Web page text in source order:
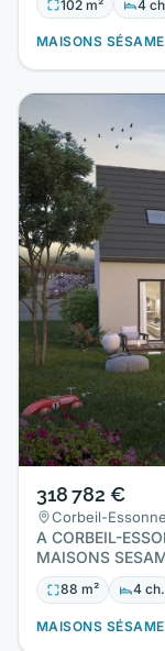
102 m² 4
MAISONS SÉSAME
318 782 €
Corbeil-
A CORBEIL-
MAISONS
maison neuve
88 m² 4 ch.
MAISONS SÉSAME